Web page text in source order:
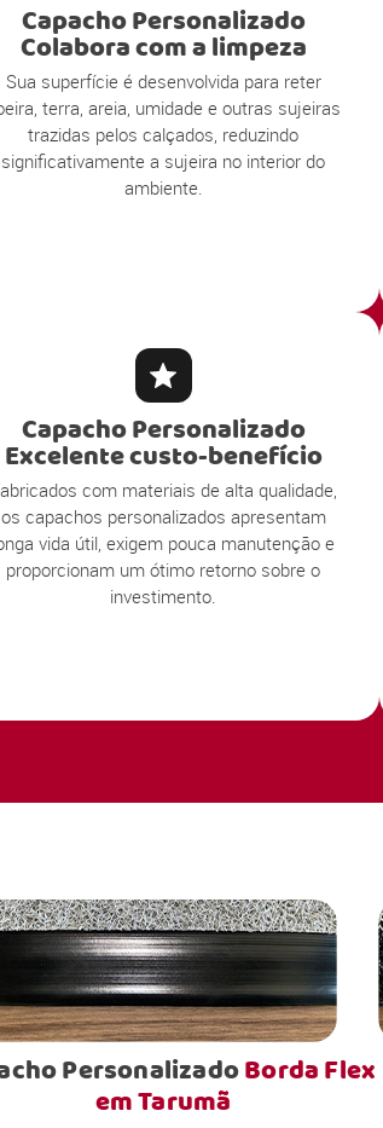
Capacho Personalizado
Colabora com a limpeza
Sua superfície é desenvolvida para reter
terra, areia, umidade e outras sujeiras
trazidas pelos calçados, reduzindo
significativamente a sujeira no interior do
ambiente.
Capacho Personalizado
Excelente custo-benefício
com materiais de alta qualidade,
os capachos personalizados apresentam
vida útil, exigem pouca manutenção e
proporcionam um ótimo retorno sobre o
investimento.
PersonalizadoBorda Flex
em Tarumã